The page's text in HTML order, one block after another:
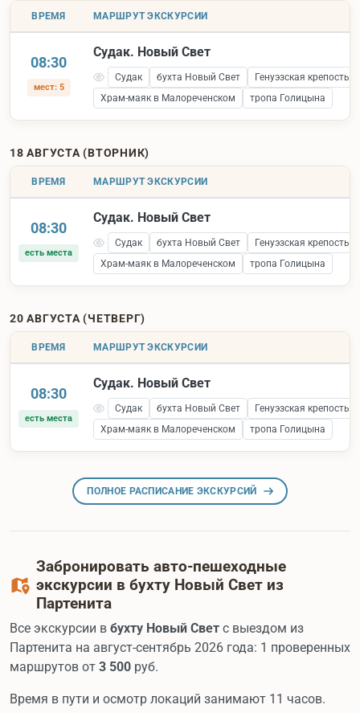
ВРЕМЯ МАРШРУТ ЭКСКУРСИИ
08:30
мест: 5
Судак. Новый Свет
Судак бухта Новый Свет
Генуэзская крепость
Храм-маяк в Малореченском
тропа Голицына
18 АВГУСТА (ВТОРНИК)
ВРЕМЯ МАРШРУТ ЭКСКУРСИИ
08:30
есть места
Судак. Новый Свет
Судак бухта Новый Свет
Генуэзская крепость
Храм-маяк в Малореченском
тропа Голицына
20 АВГУСТА (ЧЕТВЕРГ)
ВРЕМЯ МАРШРУТ ЭКСКУРСИИ
08:30
есть места
Судак. Новый Свет
Судак бухта Новый Свет
Генуэзская крепость
Храм-маяк в Малореченском
тропа Голицына
ПОЛНОЕ РАСПИСАНИЕ ЭКСКУРСИЙ
Забронировать авто-пешеходные
экскурсии в бухту Новый Свет из
Партенита
Все экскурсии в бухту Новый Свет с выездом из
Партенита на август-сентябрь 2026 года: 1 проверенных
маршрутов от 3 500 руб.
Время в пути и осмотр локаций занимают 11 часов.